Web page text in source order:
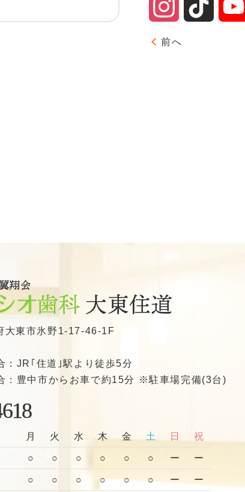
InstagramTikTok
前へ
大東市氷野1-17-46-1F
：JR｢住道｣駅より徒歩5分
：豊中市からお車で約15分 ※駐車場完備(3台)
月 火 水 木 金 土 日 祝
○ ○ ○ ○ ○ ○ ー ー
○ ○ ○ ○ ○ ○ ー ー